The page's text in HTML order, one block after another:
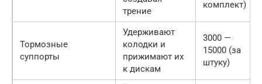
трение
комплект)
Тормозные
суппорты
Удерживают
колодки и
прижимают их
к дискам
3000 —
15000 (за
штуку)